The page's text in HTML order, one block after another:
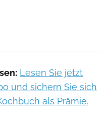
Lesen Sie jetzt
und sichern Sie sich
als Prämie.